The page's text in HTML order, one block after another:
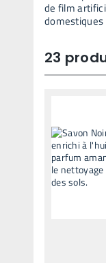
de film
domestiques
23